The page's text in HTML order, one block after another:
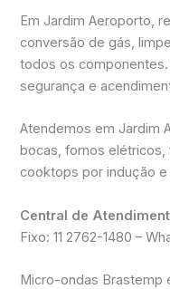
Em Jardim Aeroporto,
conversão de gás,
todos os
segurança e
Atendemos em Jardim
bocas, fornos
cooktops por indução
Central de
Fixo: 11 2762-1480 –
Micro-ondas Brastemp